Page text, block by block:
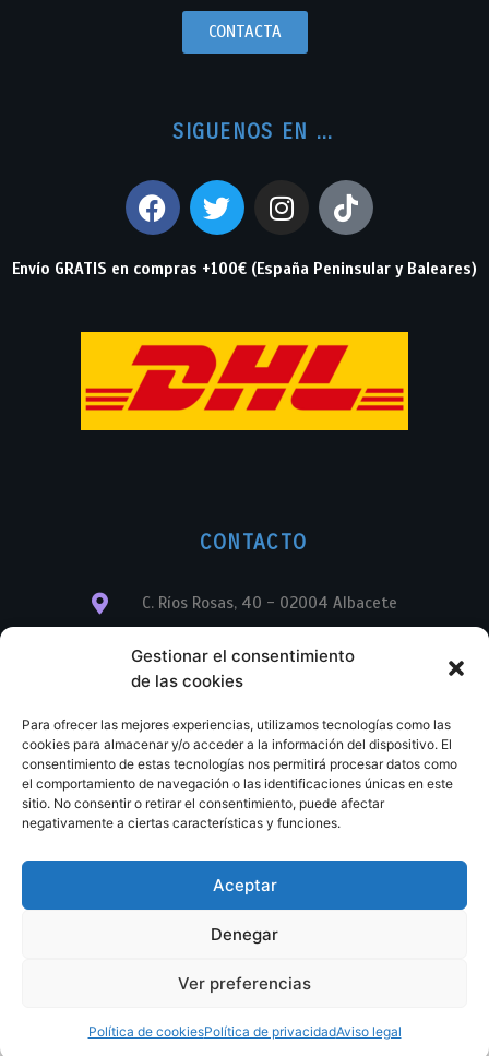
Gestionar el consentimiento
de las cookies
Para ofrecer las mejores experiencias, utilizamos tecnologías como las
cookies para almacenar y/o acceder a la información del dispositivo. El
consentimiento de estas tecnologías nos permitirá procesar datos como
el comportamiento de navegación o las identificaciones únicas en este
sitio. No consentir o retirar el consentimiento, puede afectar
negativamente a ciertas características y funciones.
Aceptar
Denegar
Ver preferencias
Política de cookiesPolítica de privacidadAviso legal
CONTACTA
SIGUENOS EN ...
Envío GRATIS en compras +100€ (España Peninsular y Baleares)
CONTACTO
C. Ríos Rosas, 40 - 02004 Albacete
info@librerialegend.com
+34 600 875 604
+34 967 74 17 07
© Copyright – Libreria Legend – Web diseñada por